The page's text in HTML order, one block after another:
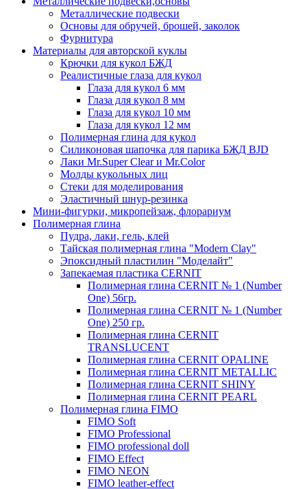
Металлические подвески
Основы для обручей, брошей, заколок
Фурнитура
Материалы для авторской куклы
Крючки для кукол БЖД
Реалистичные глаза для кукол
Глаза для кукол 6 мм
Глаза для кукол 8 мм
Глаза для кукол 10 мм
Глаза для кукол 12 мм
Полимерная глина для кукол
Силиконовая шапочка для парика БЖД BJD
Лаки Mr.Super Clear и Mr.Color
Молды кукольных лиц
Стеки для моделирования
Эластичный шнур-резинка
Мини-фигурки, микропейзаж, флорариум
Полимерная глина
Пудра, лаки, гель, клей
Тайская полимерная глина "Modern Clay"
Эпоксидный пластилин "Моделайт"
Запекаемая пластика CERNIT
Полимерная глина CERNIT № 1 (Number
One) 56гр.
Полимерная глина CERNIT № 1 (Number
One) 250 гр.
Полимерная глина CERNIT
TRANSLUCENT
Полимерная глина CERNIT OPALINE
Полимерная глина CERNIT METALLIC
Полимерная глина CERNIT SHINY
Полимерная глина CERNIT PEARL
Полимерная глина FIMO
FIMO Soft
FIMO Professional
FIMO professional doll
FIMO Effect
FIMO NEON
FIMO leather-effect